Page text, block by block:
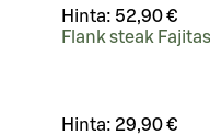
Hinta: 52,90 €
Flank steak
Hinta: 29,90 €